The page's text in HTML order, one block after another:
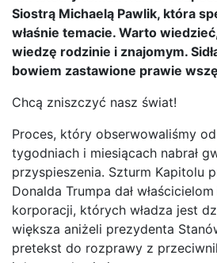
Siostrą Michaelą Pawlik, która
właśnie temacie. Warto
wiedzę rodzinie i znajomym.
bowiem zastawione prawie
Chcą zniszczyć nasz świat!
Proces, który obserwowaliśmy
tygodniach i miesiącach nabrał
przyspieszenia. Szturm Kapitolu
Donalda Trumpa dał
korporacji, których władza jest
większa aniżeli prezydenta
pretekst do rozprawy z